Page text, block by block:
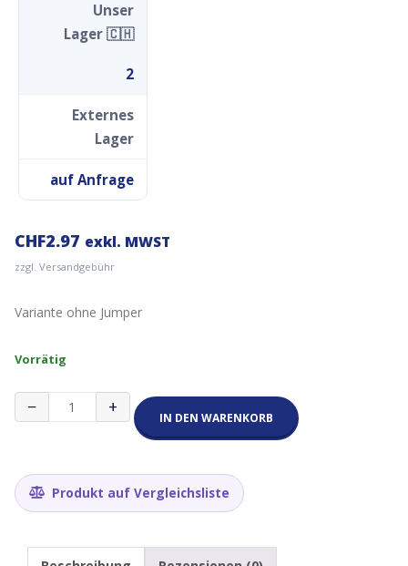
Unser
Lager 🇨🇭
2
Externes
Lager
auf Anfrage
CHF2.97 exkl. MWST
zzgl. Versandgebühr
Variante ohne Jumper
Vorrätig
−
HC-
SR501
Menge
+ IN DEN WARENKORB
Produkt auf Vergleichsliste